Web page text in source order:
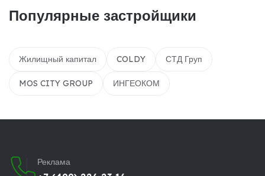
Популярные застройщики
Жилищный капитал COLDY СТД Груп
MOS CITY GROUP ИНГЕОКОМ
Реклама